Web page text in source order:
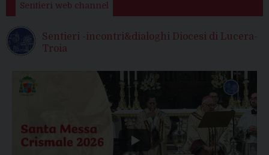
Sentieri web channel
Sentieri -incontri&dialoghi Diocesi di Lucera-
Troia